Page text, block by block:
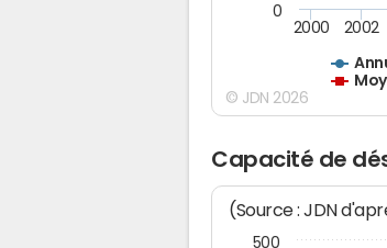
2000 2002
0
© JDN 2026
Capacité de
(Source : JDN
500